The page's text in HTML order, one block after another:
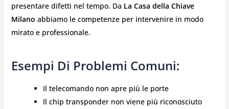
presentare difetti nel tempo. Da La Casa della Chiave
Milano abbiamo le competenze per intervenire in modo
mirato e professionale.
Esempi Di Problemi Comuni:
Il telecomando non apre più le porte
Il chip transponder non viene più riconosciuto